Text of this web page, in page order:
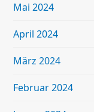
Mai 2024
April 2024
März 2024
Februar 2024